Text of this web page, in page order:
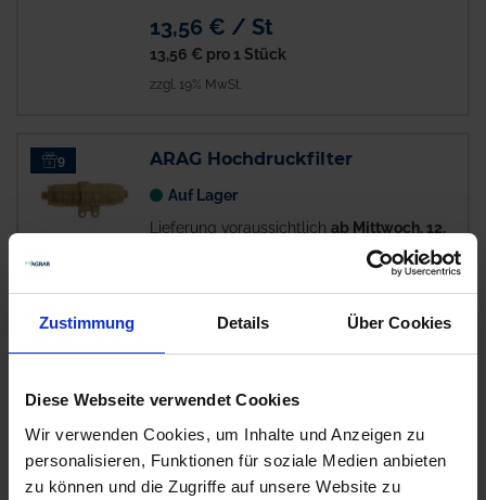
Zustimmung Details Über Cookies
Diese Webseite verwendet Cookies
Wir verwenden Cookies, um Inhalte und Anzeigen zu
personalisieren, Funktionen für soziale Medien anbieten
zu können und die Zugriffe auf unsere Website zu
13,56 € / St
13,56 € pro 1 Stück
zzgl. 19% MwSt.
9 ARAG Hochdruckfilter
Auf Lager
Lieferung voraussichtlich ab Mittwoch, 12.
95,84 € / St
pro 1 Stück
zzgl. 19% MwSt.
ARAG Filtereinsatz
Verfügbar
Lieferung voraussichtlich ab 22.10.26